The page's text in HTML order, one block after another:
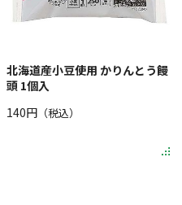
北海道産小豆使用 かりんとう饅
頭 1個入
140円（税込）